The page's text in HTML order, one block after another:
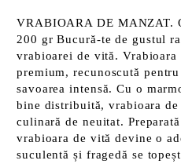
VRABIOARA DE MANZAT.
200 gr Bucură-te de gustul
vrabioarei de vită. Vrabioara
premium, recunoscută
savoarea intensă. Cu o
bine distribuită, vrabioara
culinară de neuitat.
vrabioara de vită devine o
suculentă și fragedă se